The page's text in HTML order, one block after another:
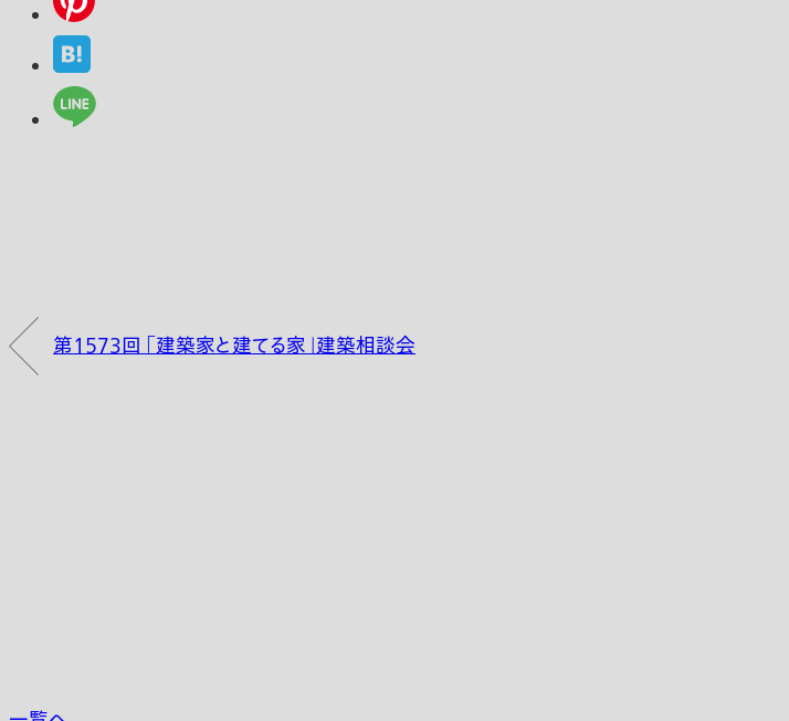
第1573回 「建築家と建てる家」建築相談会